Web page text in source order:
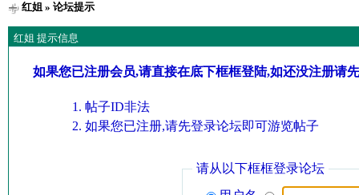
红姐» 论坛提示
红姐 提示信息
如果您已注册会员,请直接在底下框框登陆,如还没注册请
帖子ID非法
如果您已注册,请先登录论坛即可游览帖子
请从以下框框登录论坛